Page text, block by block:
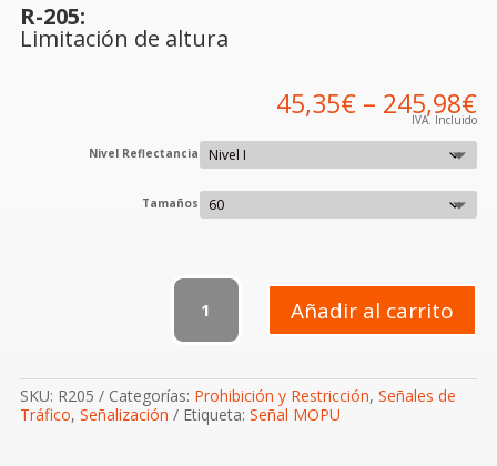
R-205:
Limitación de altura
45,35€ – 245,98€
IVA. Incluido
Nivel Reflectancia
Tamaños
R-
Limitación
de
cantidad
Añadir al carrito
SKU: R205 Categorías: Prohibición y Restricción, Señales de
Tráfico, Señalización Etiqueta: Señal MOPU